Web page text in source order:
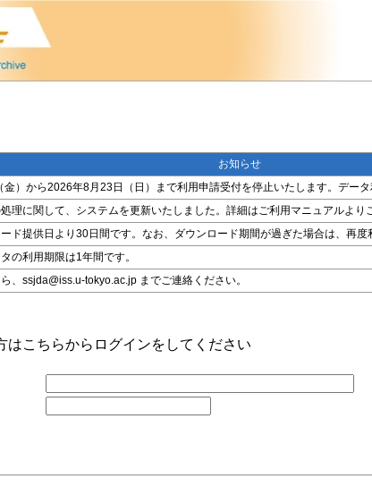
お知らせ
）から2026年8月23日（日）まで利用申請受付を停止いたします。データ
理に関して、システムを更新いたしました。詳細はご利用マニュアルより
ド提供日より30日間です。なお、ダウンロード期間が過ぎた場合は、再度
の利用期限は1年間です。
、ssjda@iss.u-tokyo.ac.jp までご連絡ください。
こちらからログインをしてください